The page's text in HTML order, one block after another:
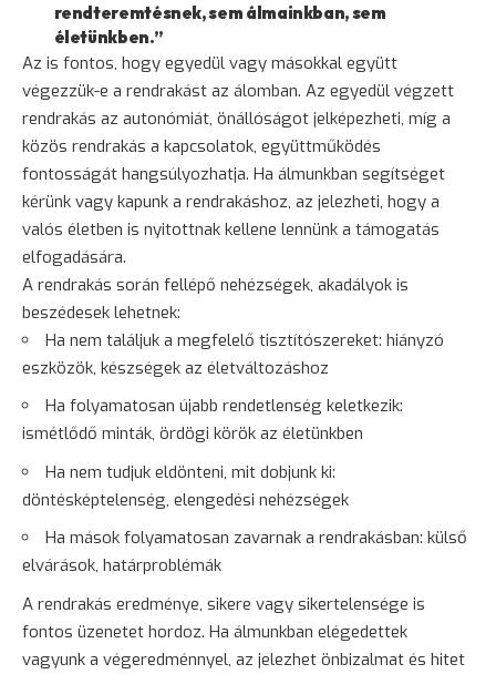
rendteremtésnek, sem álmainkban, sem
életünkben.”
Az is fontos, hogy egyedül vagy másokkal együtt
végezzük-e a rendrakást az álomban. Az egyedül végzett
rendrakás az autonómiát, önállóságot jelképezheti, míg a
közös rendrakás a kapcsolatok, együttműködés
fontosságát hangsúlyozhatja. Ha álmunkban segítséget
kérünk vagy kapunk a rendrakáshoz, az jelezheti, hogy a
valós életben is nyitottnak kellene lennünk a támogatás
elfogadására.
A rendrakás során fellépő nehézségek, akadályok is
beszédesek lehetnek:
Ha nem találjuk a megfelelő tisztítószereket: hiányzó
eszközök, készségek az életváltozáshoz
Ha folyamatosan újabb rendetlenség keletkezik:
ismétlődő minták, ördögi körök az életünkben
Ha nem tudjuk eldönteni, mit dobjunk ki:
döntésképtelenség, elengedési nehézségek
Ha mások folyamatosan zavarnak a rendrakásban: külső
elvárások, határproblémák
A rendrakás eredménye, sikere vagy sikertelensége is
fontos üzenetet hordoz. Ha álmunkban elégedettek
vagyunk a végeredménnyel, az jelezhet önbizalmat és hitet